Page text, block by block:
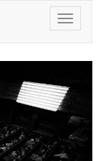
Menu